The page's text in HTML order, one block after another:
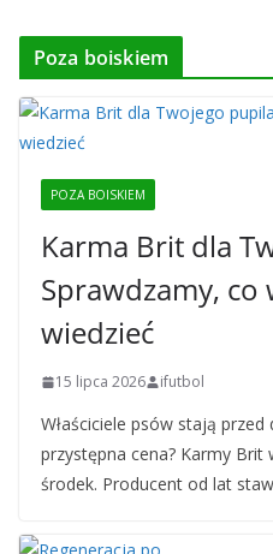
Poza boiskiem
POZA BOISKIEM
Karma Brit dla
Sprawdzamy,
wiedzieć
15 lipca 2026 ifutbol
Właściciele psów stają
przystępna cena? Karmy Brit
środek. Producent od lat